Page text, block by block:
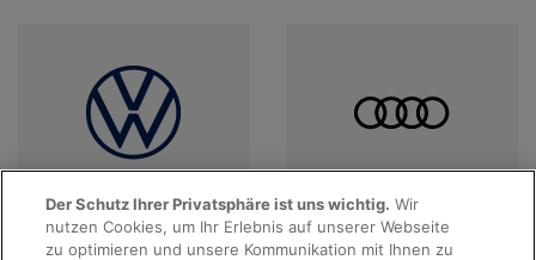
Angebote anzeigen Angebote anzeigen
Probefahrt
Der Schutz Ihrer Privatsphäre ist uns wichtig. Wir
nutzen Cookies, um Ihr Erlebnis auf unserer Webseite
zu optimieren und unsere Kommunikation mit Ihnen zu